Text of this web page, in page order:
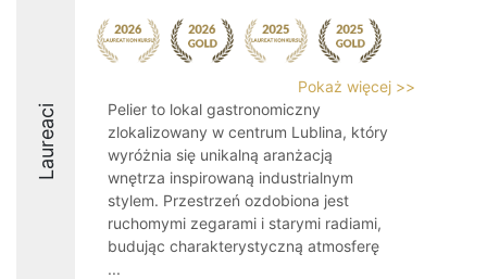
Laureaci
Pokaż więcej >>
Pelier to lokal gastronomiczny
zlokalizowany w centrum Lublina, który
wyróżnia się unikalną aranżacją
wnętrza inspirowaną industrialnym
stylem. Przestrzeń ozdobiona jest
ruchomymi zegarami i starymi radiami,
budując charakterystyczną atmosferę
...